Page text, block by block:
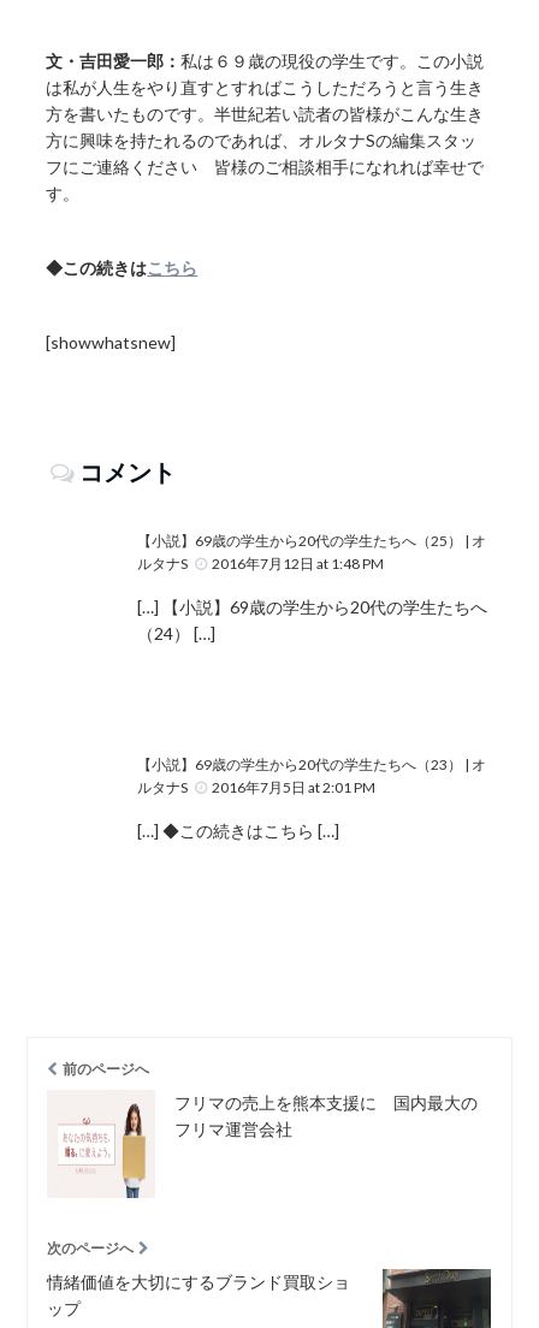
文・吉田愛一郎：私は６９歳の現役の学生です。この小説
は私が人生をやり直すとすればこうしただろうと言う生き
方を書いたものです。半世紀若い読者の皆様がこんな生き
方に興味を持たれるのであれば、オルタナSの編集スタッ
フにご連絡ください 皆様のご相談相手になれれば幸せで
す。
◆この続きはこちら
[showwhatsnew]
コメント
【小説】69歳の学生から20代の学生たちへ（25） | オ
ルタナS
2016年7月12日 at 1:48 PM
[…] 【小説】69歳の学生から20代の学生たちへ
（24） […]
【小説】69歳の学生から20代の学生たちへ（23） | オ
ルタナS
2016年7月5日 at 2:01 PM
[…] ◆この続きはこちら […]
前のページへ
フリマの売上を熊本支援に 国内最大の
フリマ運営会社
次のページへ
情緒価値を大切にするブランド買取ショ
ップ